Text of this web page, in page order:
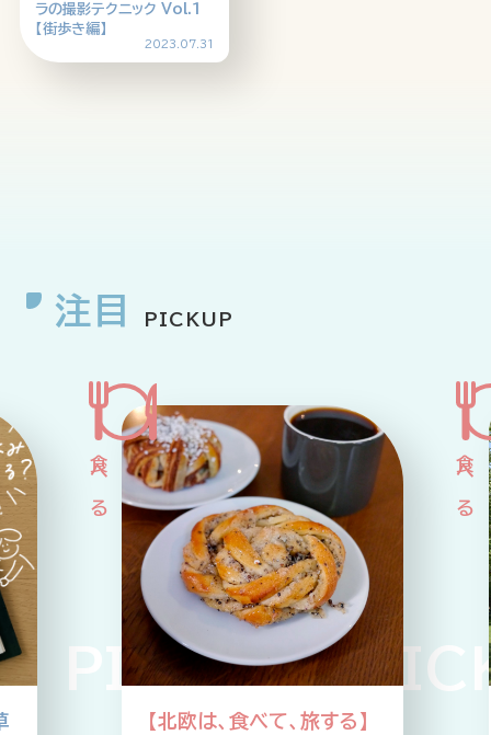
アサヒグループ公式チャンネル
ラの撮影テクニック Vol.１
【街歩き編】
2023.07.31
注目 PICKUP
【北欧は、食べて、旅する】